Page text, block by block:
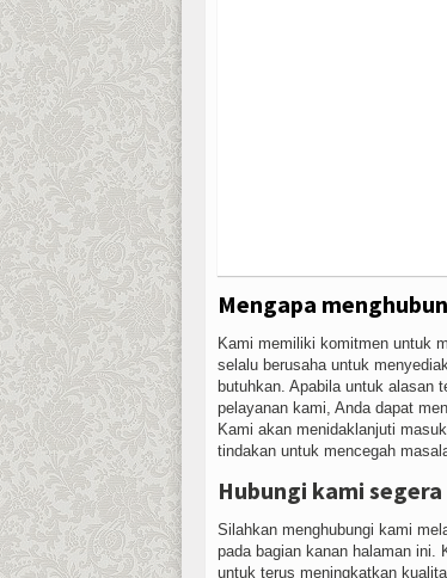
Mengapa
Kami memiliki komitmen untuk
selalu berusaha untuk
butuhkan. Apabila untuk alasan
pelayanan kami, Anda dapat
Kami akan menidaklanjuti
tindakan untuk mencegah
Hubungi kami segera
Silahkan menghubungi kami
pada bagian kanan halaman ini.
untuk terus meningkatkan